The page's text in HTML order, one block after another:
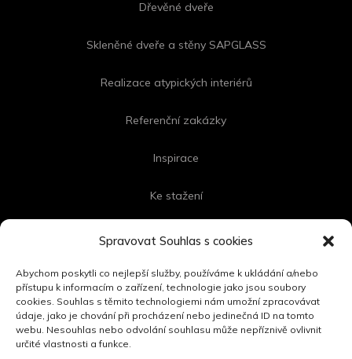
Spravovat Souhlas s cookies
Abychom poskytli co nejlepší služby, používáme k ukládání a/nebo
přístupu k informacím o zařízení, technologie jako jsou soubory
cookies. Souhlas s těmito technologiemi nám umožní zpracovávat
údaje, jako je chování při procházení nebo jedinečná ID na tomto
webu. Nesouhlas nebo odvolání souhlasu může nepříznivě ovlivnit
určité vlastnosti a funkce.
Dřevěné dveře
Skleněné dveře a stěny SAPGLASS
Realizace atypických interiérů
Referenční zakázky
Inspirace
Ke stažení
Kontakt
FOLLOW US